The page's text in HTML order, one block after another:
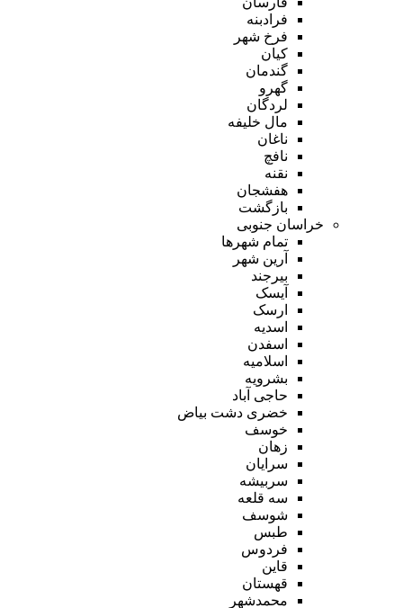
فرادبنه
فرخ شهر
کیان
گندمان
گهرو
لردگان
مال خلیفه
ناغان
نافچ
نقنه
هفشجان
بازگشت
خراسان جنوبی
تمام شهر‌ها
آرین شهر
بیرجند
آیسک
ارسک
اسدیه
اسفدن
اسلامیه
بشرویه
حاجی آباد
خضری دشت بیاض
خوسف
زهان
سرایان
سربیشه
سه قلعه
شوسف
طبس
فردوس
قاین
قهستان
محمدشهر